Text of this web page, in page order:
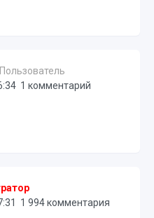
1 комментарий
1 994 комментария